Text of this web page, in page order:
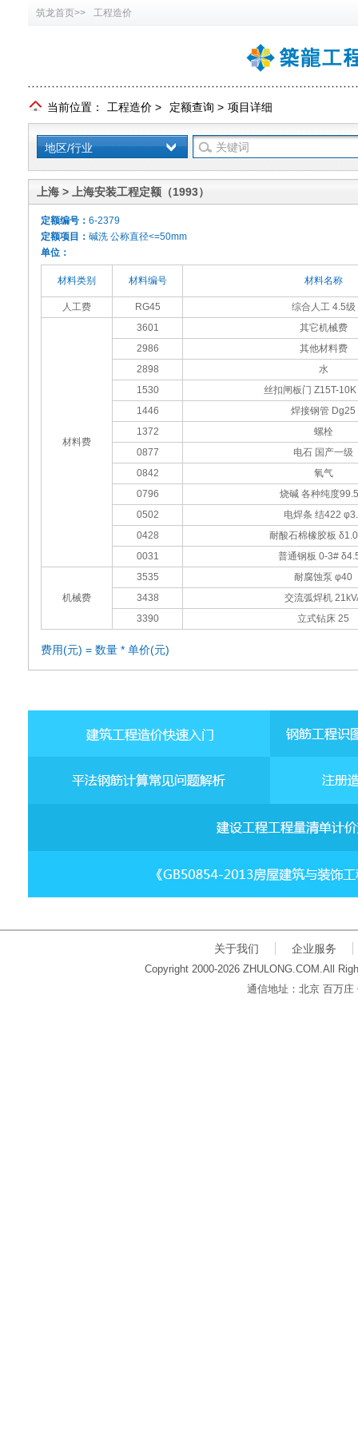
筑龙首页>> 工程造价
当前位置： 工程造价 > 定额查询 > 项目详细
地区/行业
上海 > 上海安装工程定额（1993）
定额编号： 6-2379
定额项目： 碱洗 公称直径<=50mm
单位：
材料类别 材料编号 材料名称
人工费 RG45 综合人工 4.5级
材料费
3601
其它机械费
2986
其他材料费
2898
水
1530
丝扣闸板门 Z15T-
1446
焊接钢管 Dg25
1372
螺栓
0877
电石 国产一级
0842
氧气
0796
烧碱 各种纯度
0502
电焊条 结422
0428
耐酸石棉橡胶板
0031
普通钢板 0-3#
机械费
3535
耐腐蚀泵 φ40
3438
交流弧焊机
3390
立式钻床 25
费用(元) = 数量 * 单价(元)
关于我们 企业服务
Copyright 2000-2026 ZHULONG.COM.All
通信地址：北京 百万